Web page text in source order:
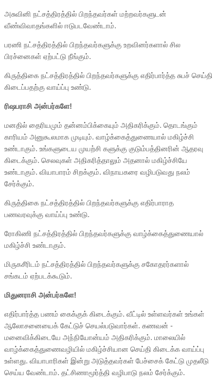
அசுவினி நட்சத்திரத்தில் பிறந்தவர்கள் மற்றவர்களுடன்
வீண்விவாதங்களில் ஈடுபடவேண்டாம்.
பரணி நட்சத்திரத்தில் பிறந்தவர்களுக்கு உறவினர்களால் சில
பிரச்னைகள் ஏற்பட்டு நீங்கும்.
கிருத்திகை நட்சத்திரத்தில் பிறந்தவர்களுக்கு எதிர்பார்த்த சுபச் செய்தி
கிடைப்பதற்கு வாய்ப்பு உண்டு.
ரிஷபராசி அன்பர்களே!
மனதில் தைரியமும் தன்னம்பிக்கையும் அதிகரிக்கும். தொடங்கும்
காரியம் அனுகூலமாக முடியும். வாழ்க்கைத்துணையால் மகிழ்ச்சி
உண்டாகும். உங்களுடைய முயற்சி களுக்கு குடும்பத்தினரின் ஆதரவு
கிடைக்கும். செலவுகள் அதிகரித்தாலும் அதனால் மகிழ்ச்சியே
உண்டாகும். வியாபாரம் சிறக்கும். விநாயகரை வழிபடுவது நலம்
சேர்க்கும்.
கிருத்திகை நட்சத்திரத்தில் பிறந்தவர்களுக்கு எதிர்பாராத
பணவரவுக்கு வாய்ப்பு உண்டு.
ரோகிணி நட்சத்திரத்தில் பிறந்தவர்களுக்கு வாழ்க்கைத்துணையால்
மகிழ்ச்சி உண்டாகும்.
மிருகசீரிடம் நட்சத்திரத்தில் பிறந்தவர்களுக்கு சகோதரர்களால்
சங்கடம் ஏற்படக்கூடும்.
மிதுனராசி அன்பர்களே!
எதிர்பார்த்த பணம் கைக்குக் கிடைக்கும். வீட்டில் உள்ளவர்கள் உங்கள்
ஆலோசனையைக் கேட்டுச் செயல்படுவார்கள். கணவன் -
மனைவிக்கிடையே அந்நியோன்யம் அதிகரிக்கும். மாலையில்
வாழ்க்கைத்துணைவழியில் மகிழ்ச்சியான செய்தி கிடைக்க வாய்ப்பு
உள்ளது. வியாபாரிகள் இன்று அடுத்தவர்கள் பேச்சைக் கேட்டு முதலீடு
செய்ய வேண்டாம். தட்சிணாமூர்த்தி வழிபாடு நலம் சேர்க்கும்.